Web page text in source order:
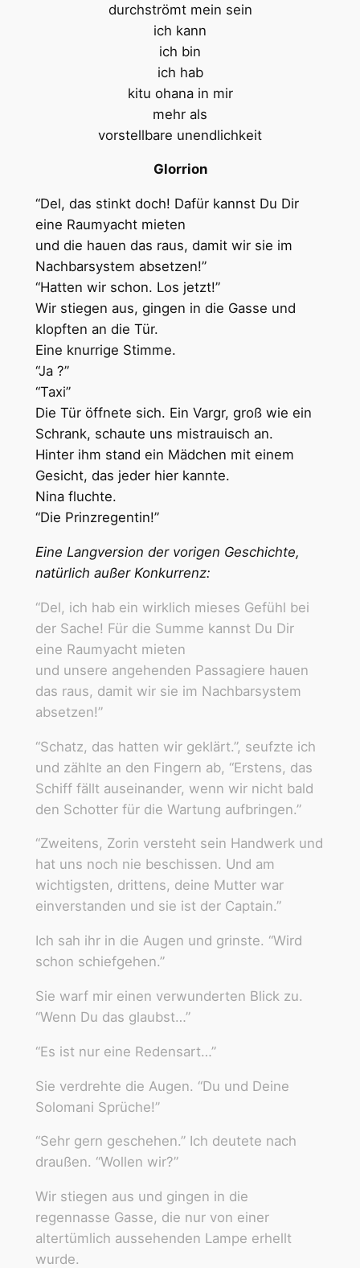
durchströmt mein sein
ich kann
ich bin
ich hab
kitu ohana in mir
mehr als
vorstellbare unendlichkeit
Glorrion
“Del, das stinkt doch! Dafür kannst Du Dir
eine Raumyacht mieten
und die hauen das raus, damit wir sie im
Nachbarsystem absetzen!”
“Hatten wir schon. Los jetzt!”
Wir stiegen aus, gingen in die Gasse und
klopften an die Tür.
Eine knurrige Stimme.
“Ja ?”
“Taxi”
Die Tür öffnete sich. Ein Vargr, groß wie ein
Schrank, schaute uns mistrauisch an.
Hinter ihm stand ein Mädchen mit einem
Gesicht, das jeder hier kannte.
Nina fluchte.
“Die Prinzregentin!”
Eine Langversion der vorigen Geschichte,
natürlich außer Konkurrenz:
“Del, ich hab ein wirklich mieses Gefühl bei
der Sache! Für die Summe kannst Du Dir
eine Raumyacht mieten
und unsere angehenden Passagiere hauen
das raus, damit wir sie im Nachbarsystem
absetzen!”
“Schatz, das hatten wir geklärt.”, seufzte ich
und zählte an den Fingern ab, “Erstens, das
Schiff fällt auseinander, wenn wir nicht bald
den Schotter für die Wartung aufbringen.”
“Zweitens, Zorin versteht sein Handwerk und
hat uns noch nie beschissen. Und am
wichtigsten, drittens, deine Mutter war
einverstanden und sie ist der Captain.”
Ich sah ihr in die Augen und grinste. “Wird
schon schiefgehen.”
Sie warf mir einen verwunderten Blick zu.
“Wenn Du das glaubst…”
“Es ist nur eine Redensart…”
Sie verdrehte die Augen. “Du und Deine
Solomani Sprüche!”
“Sehr gern geschehen.” Ich deutete nach
draußen. “Wollen wir?”
Wir stiegen aus und gingen in die
regennasse Gasse, die nur von einer
altertümlich aussehenden Lampe erhellt
wurde.